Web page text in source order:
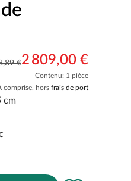
€2 809,00 €
Contenu: 1 pièce
comprise, hors frais de port
cm